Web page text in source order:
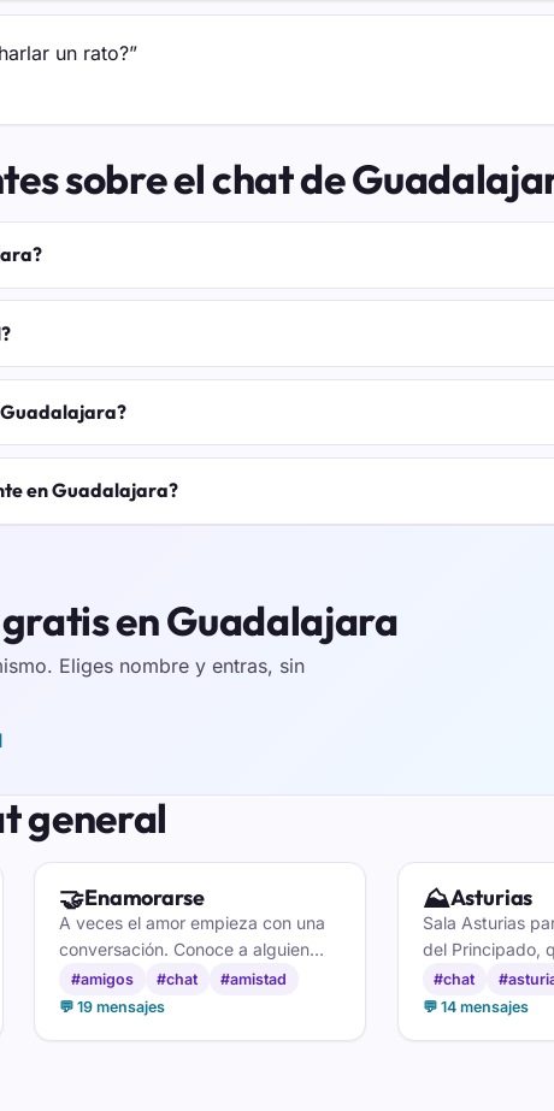
un rato?”
sobre el chat de
en Guadalajara?
en Guadalajara
Eliges nombre y entras, sin
general
🤝Enamorarse
A veces el amor empieza con una
conversación. Conoce a alguien
especial sin prisas en el chat para
enamorarse.
#amigos #chat
#amistad
💬 19 mensajes
⛰️Asturias
Sala Asturias
del Principado,
sidra y hacer
aman la tierrina.
#chat
💬 14 mensajes